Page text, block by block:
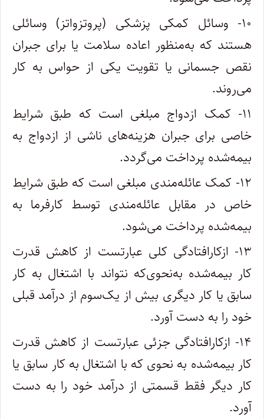
۱۰- وسائل کمکی پزشکی (‌پروتزواتز) وسائلی
هستند که به‌منظور اعاده سلامت یا برای جبران
نقص جسمانی یا تقویت یکی از حواس به کار
می‌روند.
۱۱- کمک ازدواج مبلغی است که طبق شرایط
خاصی برای جبران هزینه‌های ناشی از ازدواج به
بیمه‌شده پرداخت می‌گردد.
۱۲- کمک عائله‌مندی مبلغی است که طبق شرایط
خاص در مقابل عائله‌مندی توسط کارفرما به
بیمه‌شده پرداخت می‌شود.
۱۳- ازکارافتادگی کلی عبارتست از کاهش قدرت
کار بیمه‌شده به‌نحوی‌که نتواند با اشتغال به کار
سابق یا کار دیگری بیش از یک‌سوم از درآمد قبلی
خود را به دست آورد.
۱۴- ازکارافتادگی جزئی عبارتست از کاهش قدرت
کار بیمه‌شده به نحوی که با اشتغال به کار سابق یا
کار دیگر فقط قسمتی از درآمد خود را به دست
آورد.